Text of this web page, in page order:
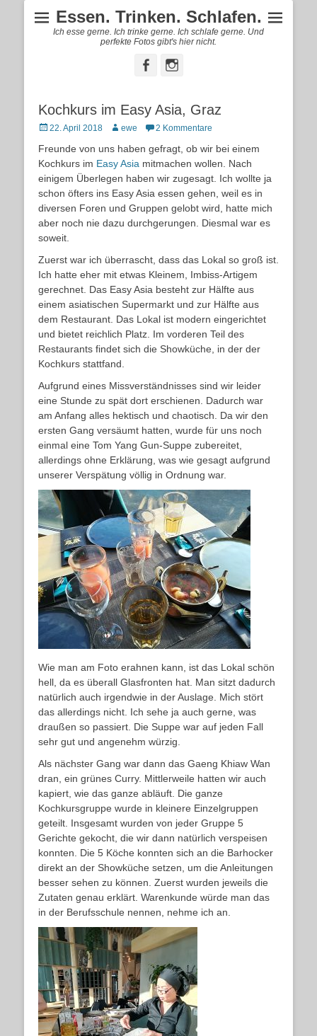
Essen. Trinken. Schlafen.
Ich esse gerne. Ich trinke gerne. Ich schlafe gerne. Und
perfekte Fotos gibt's hier nicht.
FacebookInstagram
Kochkurs im Easy Asia, Graz
Posted
22. April 2018 Autorewe 2 Kommentare
Freunde von uns haben gefragt, ob wir bei einem
Kochkurs im Easy Asia mitmachen wollen. Nach
einigem Überlegen haben wir zugesagt. Ich wollte ja
schon öfters ins Easy Asia essen gehen, weil es in
diversen Foren und Gruppen gelobt wird, hatte mich
aber noch nie dazu durchgerungen. Diesmal war es
soweit.
Zuerst war ich überrascht, dass das Lokal so groß ist.
Ich hatte eher mit etwas Kleinem, Imbiss-Artigem
gerechnet. Das Easy Asia besteht zur Hälfte aus
einem asiatischen Supermarkt und zur Hälfte aus
dem Restaurant. Das Lokal ist modern eingerichtet
und bietet reichlich Platz. Im vorderen Teil des
Restaurants findet sich die Showküche, in der der
Kochkurs stattfand.
Aufgrund eines Missverständnisses sind wir leider
eine Stunde zu spät dort erschienen. Dadurch war
am Anfang alles hektisch und chaotisch. Da wir den
ersten Gang versäumt hatten, wurde für uns noch
einmal eine Tom Yang Gun-Suppe zubereitet,
allerdings ohne Erklärung, was wie gesagt aufgrund
unserer Verspätung völlig in Ordnung war.
Wie man am Foto erahnen kann, ist das Lokal schön
hell, da es überall Glasfronten hat. Man sitzt dadurch
natürlich auch irgendwie in der Auslage. Mich stört
das allerdings nicht. Ich sehe ja auch gerne, was
draußen so passiert. Die Suppe war auf jeden Fall
sehr gut und angenehm würzig.
Als nächster Gang war dann das Gaeng Khiaw Wan
dran, ein grünes Curry. Mittlerweile hatten wir auch
kapiert, wie das ganze abläuft. Die ganze
Kochkursgruppe wurde in kleinere Einzelgruppen
geteilt. Insgesamt wurden von jeder Gruppe 5
Gerichte gekocht, die wir dann natürlich verspeisen
konnten. Die 5 Köche konnten sich an die Barhocker
direkt an der Showküche setzen, um die Anleitungen
besser sehen zu können. Zuerst wurden jeweils die
Zutaten genau erklärt. Warenkunde würde man das
in der Berufsschule nennen, nehme ich an.